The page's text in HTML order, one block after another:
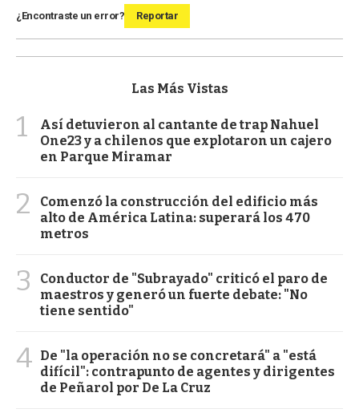
¿Encontraste un error? Reportar
Las Más Vistas
1
Así detuvieron al cantante de trap Nahuel
One23 y a chilenos que explotaron un cajero
en Parque Miramar
2
Comenzó la construcción del edificio más
alto de América Latina: superará los 470
metros
3
Conductor de "Subrayado" criticó el paro de
maestros y generó un fuerte debate: "No
tiene sentido"
4 De "la operación no se concretará" a "está
difícil": contrapunto de agentes y dirigentes
de Peñarol por De La Cruz